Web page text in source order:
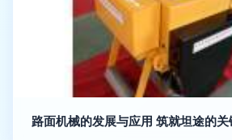
路面机械的发展与应用 筑就坦途的